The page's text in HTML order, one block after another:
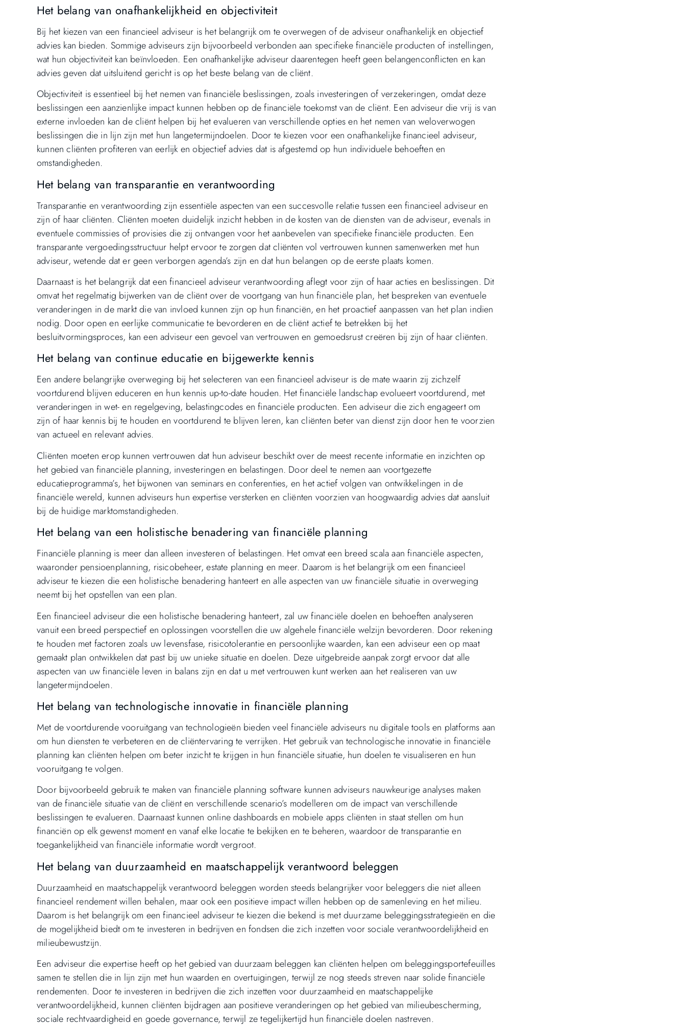
Het belang van onafhankelijkheid en objectiviteit
Bij het kiezen van een financieel adviseur is het belangrijk om te overwegen of de adviseur onafhankelijk en objectief
advies kan bieden. Sommige adviseurs zijn bijvoorbeeld verbonden aan specifieke financiële producten of instellingen,
wat hun objectiviteit kan beïnvloeden. Een onafhankelijke adviseur daarentegen heeft geen belangenconflicten en kan
advies geven dat uitsluitend gericht is op het beste belang van de cliënt.
Objectiviteit is essentieel bij het nemen van financiële beslissingen, zoals investeringen of verzekeringen, omdat deze
beslissingen een aanzienlijke impact kunnen hebben op de financiële toekomst van de cliënt. Een adviseur die vrij is van
externe invloeden kan de cliënt helpen bij het evalueren van verschillende opties en het nemen van weloverwogen
beslissingen die in lijn zijn met hun langetermijndoelen. Door te kiezen voor een onafhankelijke financieel adviseur,
kunnen cliënten profiteren van eerlijk en objectief advies dat is afgestemd op hun individuele behoeften en
omstandigheden.
Het belang van transparantie en verantwoording
Transparantie en verantwoording zijn essentiële aspecten van een succesvolle relatie tussen een financieel adviseur en
zijn of haar cliënten. Cliënten moeten duidelijk inzicht hebben in de kosten van de diensten van de adviseur, evenals in
eventuele commissies of provisies die zij ontvangen voor het aanbevelen van specifieke financiële producten. Een
transparante vergoedingsstructuur helpt ervoor te zorgen dat cliënten vol vertrouwen kunnen samenwerken met hun
adviseur, wetende dat er geen verborgen agenda’s zijn en dat hun belangen op de eerste plaats komen.
Daarnaast is het belangrijk dat een financieel adviseur verantwoording aflegt voor zijn of haar acties en beslissingen. Dit
omvat het regelmatig bijwerken van de cliënt over de voortgang van hun financiële plan, het bespreken van eventuele
veranderingen in de markt die van invloed kunnen zijn op hun financiën, en het proactief aanpassen van het plan indien
nodig. Door open en eerlijke communicatie te bevorderen en de cliënt actief te betrekken bij het
besluitvormingsproces, kan een adviseur een gevoel van vertrouwen en gemoedsrust creëren bij zijn of haar cliënten.
Het belang van continue educatie en bijgewerkte kennis
Een andere belangrijke overweging bij het selecteren van een financieel adviseur is de mate waarin zij zichzelf
voortdurend blijven educeren en hun kennis up-to-date houden. Het financiële landschap evolueert voortdurend, met
veranderingen in wet- en regelgeving, belastingcodes en financiële producten. Een adviseur die zich engageert om
zijn of haar kennis bij te houden en voortdurend te blijven leren, kan cliënten beter van dienst zijn door hen te voorzien
van actueel en relevant advies.
Cliënten moeten erop kunnen vertrouwen dat hun adviseur beschikt over de meest recente informatie en inzichten op
het gebied van financiële planning, investeringen en belastingen. Door deel te nemen aan voortgezette
educatieprogramma’s, het bijwonen van seminars en conferenties, en het actief volgen van ontwikkelingen in de
financiële wereld, kunnen adviseurs hun expertise versterken en cliënten voorzien van hoogwaardig advies dat aansluit
bij de huidige marktomstandigheden.
Het belang van een holistische benadering van financiële planning
Financiële planning is meer dan alleen investeren of belastingen. Het omvat een breed scala aan financiële aspecten,
waaronder pensioenplanning, risicobeheer, estate planning en meer. Daarom is het belangrijk om een financieel
adviseur te kiezen die een holistische benadering hanteert en alle aspecten van uw financiële situatie in overweging
neemt bij het opstellen van een plan.
Een financieel adviseur die een holistische benadering hanteert, zal uw financiële doelen en behoeften analyseren
vanuit een breed perspectief en oplossingen voorstellen die uw algehele financiële welzijn bevorderen. Door rekening
te houden met factoren zoals uw levensfase, risicotolerantie en persoonlijke waarden, kan een adviseur een op maat
gemaakt plan ontwikkelen dat past bij uw unieke situatie en doelen. Deze uitgebreide aanpak zorgt ervoor dat alle
aspecten van uw financiële leven in balans zijn en dat u met vertrouwen kunt werken aan het realiseren van uw
langetermijndoelen.
Het belang van technologische innovatie in financiële planning
Met de voortdurende vooruitgang van technologieën bieden veel financiële adviseurs nu digitale tools en platforms aan
om hun diensten te verbeteren en de cliëntervaring te verrijken. Het gebruik van technologische innovatie in financiële
planning kan cliënten helpen om beter inzicht te krijgen in hun financiële situatie, hun doelen te visualiseren en hun
vooruitgang te volgen.
Door bijvoorbeeld gebruik te maken van financiële planning software kunnen adviseurs nauwkeurige analyses maken
van de financiële situatie van de cliënt en verschillende scenario’s modelleren om de impact van verschillende
beslissingen te evalueren. Daarnaast kunnen online dashboards en mobiele apps cliënten in staat stellen om hun
financiën op elk gewenst moment en vanaf elke locatie te bekijken en te beheren, waardoor de transparantie en
toegankelijkheid van financiële informatie wordt vergroot.
Het belang van duurzaamheid en maatschappelijk verantwoord beleggen
Duurzaamheid en maatschappelijk verantwoord beleggen worden steeds belangrijker voor beleggers die niet alleen
financieel rendement willen behalen, maar ook een positieve impact willen hebben op de samenleving en het milieu.
Daarom is het belangrijk om een financieel adviseur te kiezen die bekend is met duurzame beleggingsstrategieën en die
de mogelijkheid biedt om te investeren in bedrijven en fondsen die zich inzetten voor sociale verantwoordelijkheid en
milieubewustzijn.
Een adviseur die expertise heeft op het gebied van duurzaam beleggen kan cliënten helpen om beleggingsportefeuilles
samen te stellen die in lijn zijn met hun waarden en overtuigingen, terwijl ze nog steeds streven naar solide financiële
rendementen. Door te investeren in bedrijven die zich inzetten voor duurzaamheid en maatschappelijke
verantwoordelijkheid, kunnen cliënten bijdragen aan positieve veranderingen op het gebied van milieubescherming,
sociale rechtvaardigheid en goede governance, terwijl ze tegelijkertijd hun financiële doelen nastreven.